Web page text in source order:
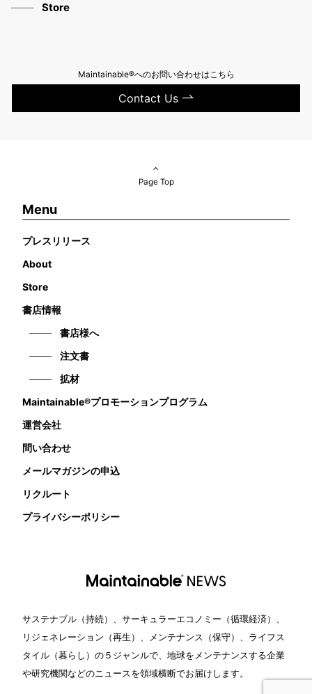
Store
Maintainable®へのお問い合わせはこちら
Contact Us
Page Top
Menu
プレスリリース
About
Store
書店情報
書店様へ
注文書
拡材
Maintainable®プロモーションプログラム
運営会社
問い合わせ
メールマガジンの申込
リクルート
プライバシーポリシー
サステナブル（持続）、サーキュラーエコノミー（循環経済）、
リジェネレーション（再生）、メンテナンス（保守）、ライフス
タイル（暮らし）の５ジャンルで、地球をメンテナンスする企業
や研究機関などのニュースを領域横断でお届けします。